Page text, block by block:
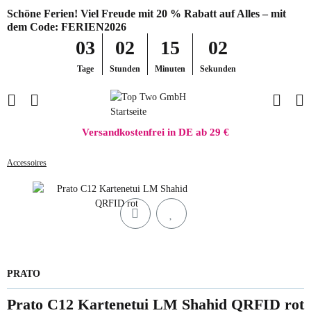
Schöne Ferien! Viel Freude mit 20 % Rabatt auf Alles – mit
dem Code: FERIEN2026
03
Tage
02
Stunden
15
Minuten
02
Sekunden
Versandkostenfrei in DE ab 29 €
Accessoires
PRATO
Prato C12 Kartenetui LM Shahid QRFID rot